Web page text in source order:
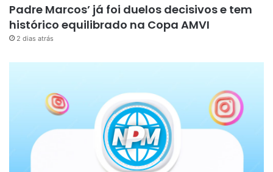
Padre Marcos’ já foi duelos decisivos e tem
histórico equilibrado na Copa AMVI
2 dias atrás